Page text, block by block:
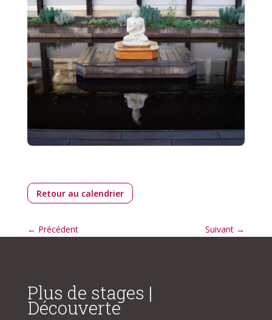
Retour au calendrier
← Précédent Suivant →
Plus de stages |
Découverte